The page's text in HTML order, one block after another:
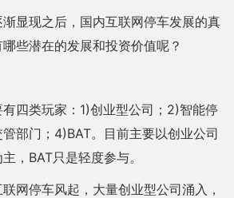
显现之后，国内互联网停车发展的真
些潜在的发展和投资价值呢？
四类玩家：1)创业型公司；2)智能停
部门；4)BAT。目前主要以创业公司
，BAT只是轻度参与。
网停车风起，大量创业型公司涌入，